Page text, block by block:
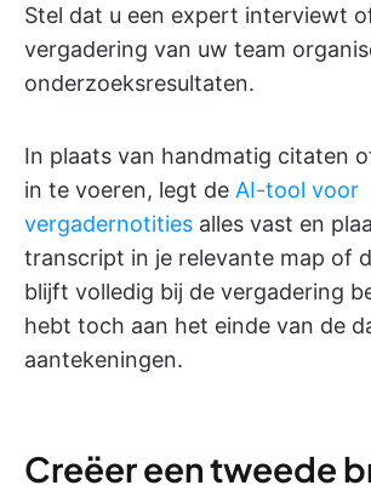
Stel dat u een expert interviewt
vergadering van uw team
onderzoeksresultaten.
In plaats van handmatig citaten
in te voeren, legt de AI-tool voor
vergadernotities alles vast en
transcript in je relevante map of
blijft volledig bij de vergadering
hebt toch aan het einde van de
aantekeningen.
Creëer een tweede